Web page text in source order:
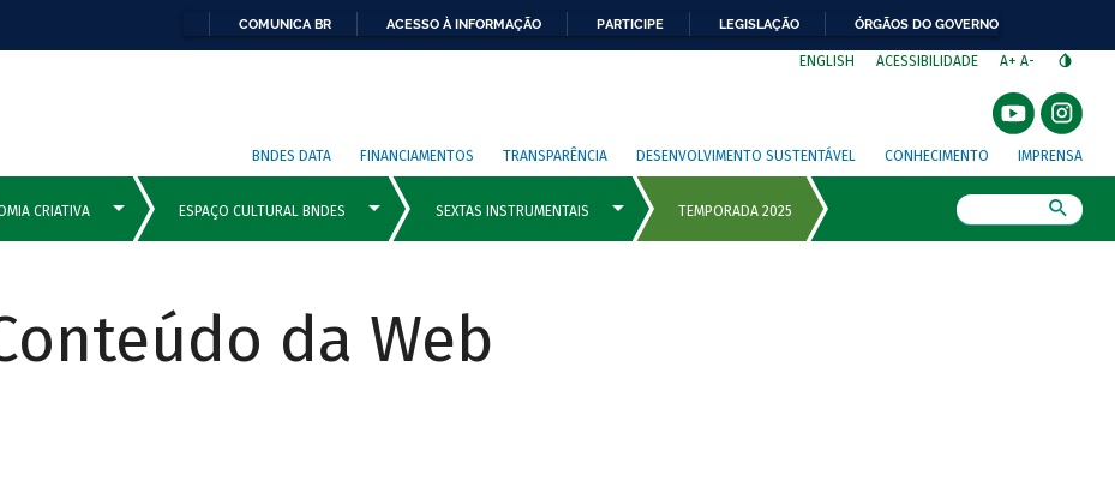
COMUNICA BR ACESSO À INFORMAÇÃO PARTICIPE LEGISLAÇÃO ÓRGÃOS DO GOVERNO
ENGLISH ACESSIBILIDADE A+ A-
BNDES DATA FINANCIAMENTOS TRANSPARÊNCIA DESENVOLVIMENTO SUSTENTÁVEL CONHECIMENTO IMPRENSA
da Web